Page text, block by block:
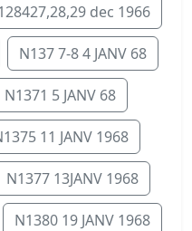
dec 1966
N137 7-8 4 JANV 68
N1371 5 JANV 68
11 JANV 1968
N1377 13JANV 1968
N1380 19 JANV 1968